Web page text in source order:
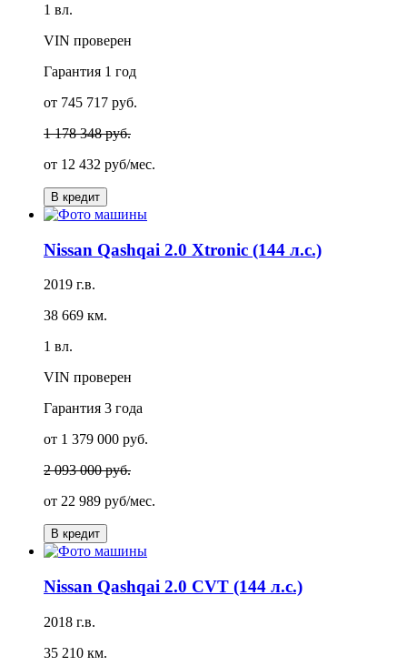
1 вл.
VIN проверен
Гарантия 1 год
от 745 717 руб.
1 178 348 руб.
от 12 432 руб/мес.
В кредит
Nissan Qashqai 2.0 Xtronic (144 л.с.)
2019 г.в.
38 669 км.
1 вл.
VIN проверен
Гарантия 3 года
от 1 379 000 руб.
2 093 000 руб.
от 22 989 руб/мес.
В кредит
Nissan Qashqai 2.0 CVT (144 л.с.)
2018 г.в.
35 210 км.